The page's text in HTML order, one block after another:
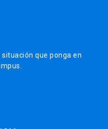
que ponga en